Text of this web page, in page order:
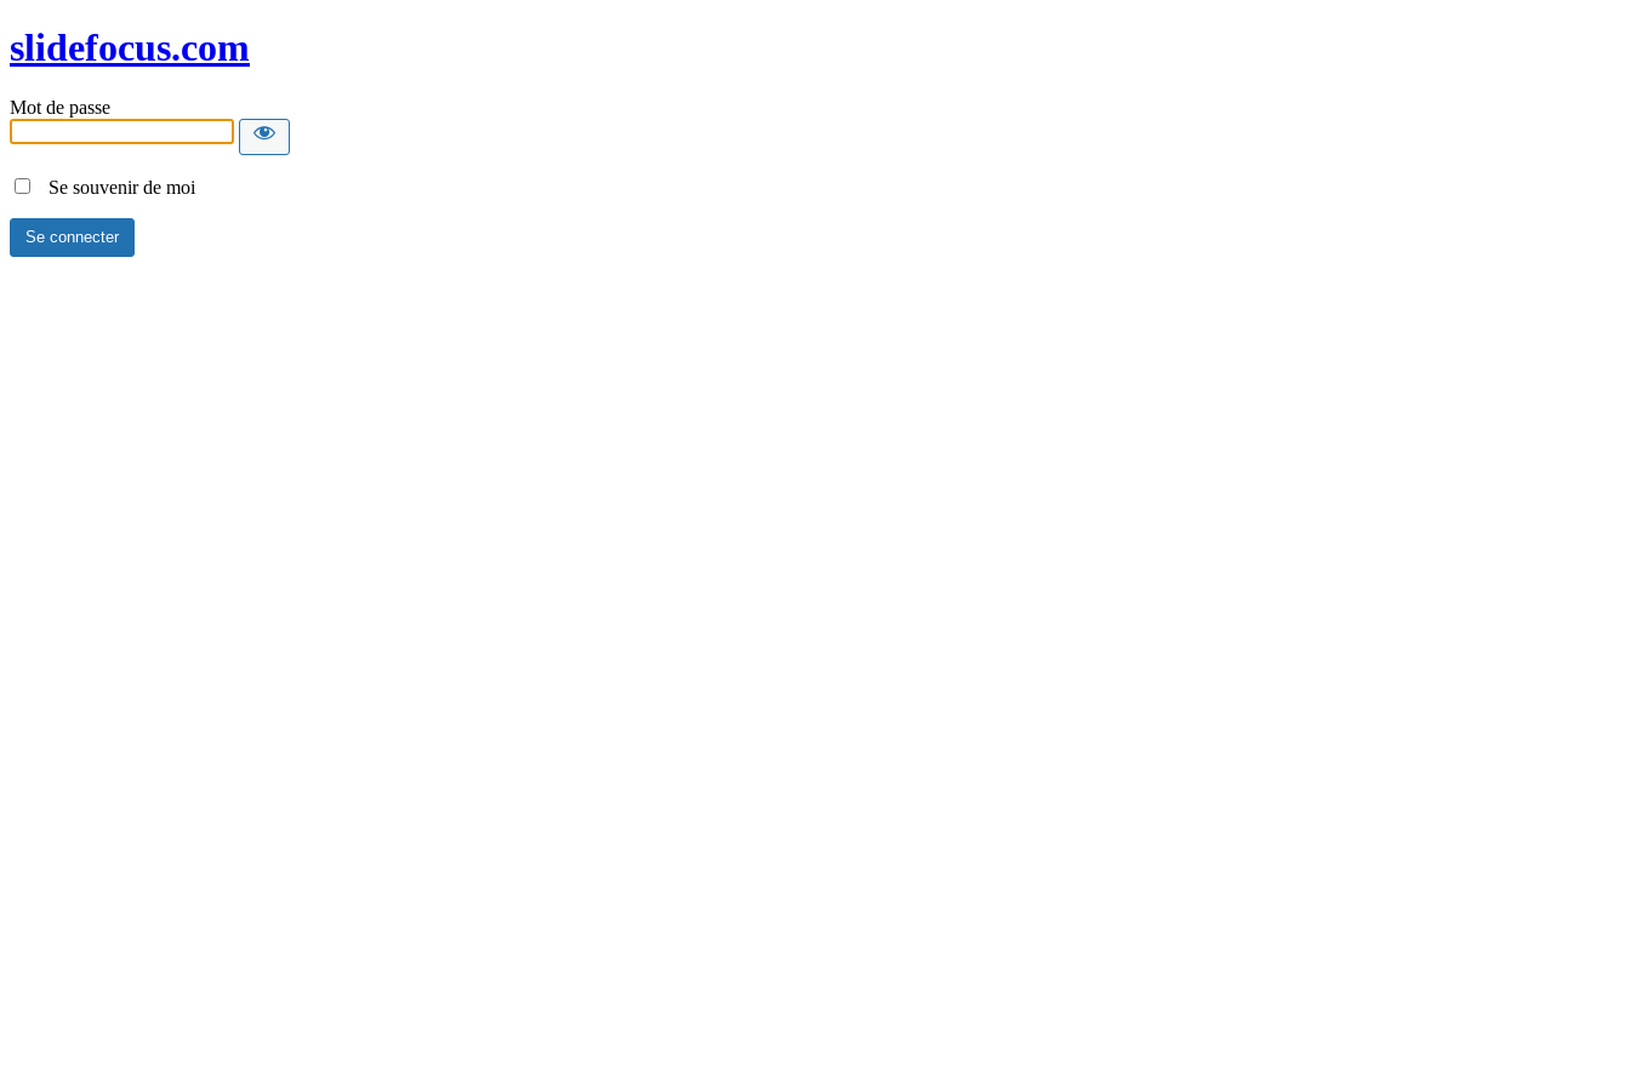
slidefocus.com
Mot de passe
Se souvenir de moi